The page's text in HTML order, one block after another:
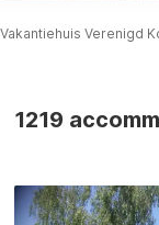
Vakantiehuis Verenigd
1219